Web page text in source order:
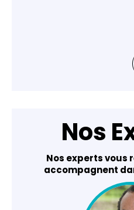
Nos
Nos experts vous
accompagnent